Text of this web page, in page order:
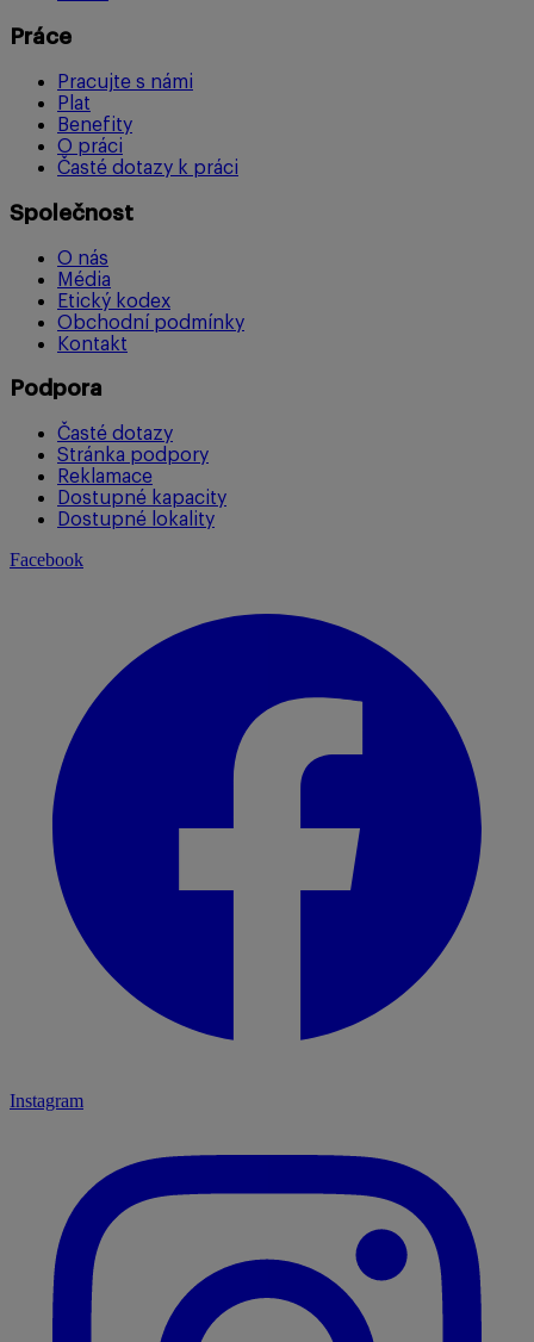
Práce
Pracujte s námi
Plat
Benefity
O práci
Časté dotazy k práci
Společnost
O nás
Média
Etický kodex
Obchodní podmínky
Kontakt
Podpora
Časté dotazy
Stránka podpory
Reklamace
Dostupné kapacity
Dostupné lokality
Facebook
Instagram